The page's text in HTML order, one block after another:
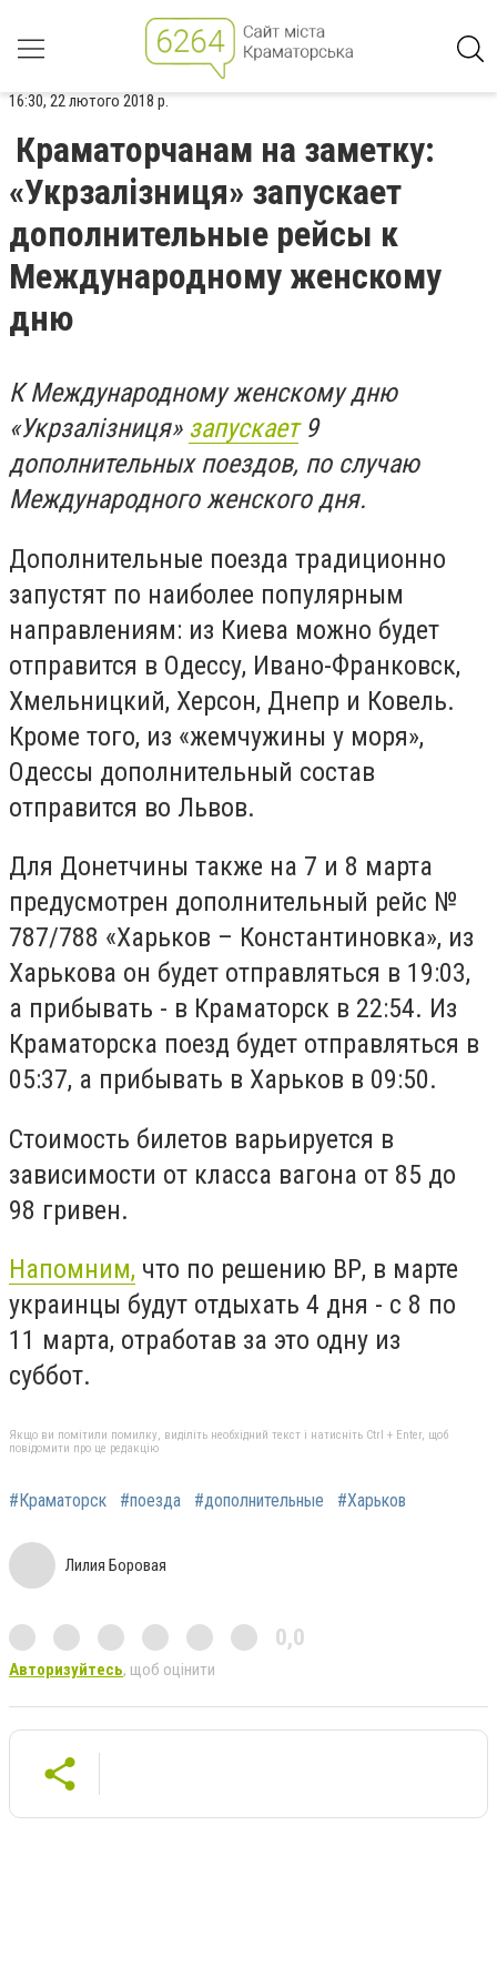
16:30, 22 лютого 2018 р.
Краматорчанам на заметку:
«Укрзалізниця» запускает
дополнительные рейсы к
Международному женскому
дню
К Международному женскому дню
«Укрзалізниця» запускает9
дополнительных поездов, по случаю
Международного женского дня.
Дополнительные поезда традиционно
запустят по наиболее популярным
направлениям: из Киева можно будет
отправится в Одессу, Ивано-Франковск,
Хмельницкий, Херсон, Днепр и Ковель.
Кроме того, из «жемчужины у моря»,
Одессы дополнительный состав
отправится во Львов.
Для Донетчины также на 7 и 8 марта
предусмотрен дополнительный рейс №
787/788 «Харьков – Константиновка», из
Харькова он будет отправляться в 19:03,
а прибывать - в Краматорск в 22:54. Из
Краматорска поезд будет отправляться в
05:37, а прибывать в Харьков в 09:50.
Стоимость билетов варьируется в
зависимости от класса вагона от 85 до
98 гривен.
Напомним, что по решению ВР, в марте
украинцы будут отдыхать 4 дня - с 8 по
11 марта, отработав за это одну из
суббот.
Якщо ви помітили помилку, виділіть необхідний текст і натисніть Ctrl + Enter, щоб
повідомити про це редакцію
#Краматорск #поезда #дополнительные #Харьков
Лилия Боровая
0,0
Авторизуйтесь, щоб оцінити